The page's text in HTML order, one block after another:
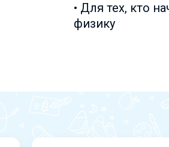
• Для тех, кто
физику